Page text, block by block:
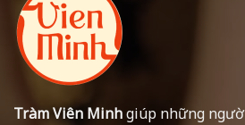
Tràm Viên Minhgiúp những